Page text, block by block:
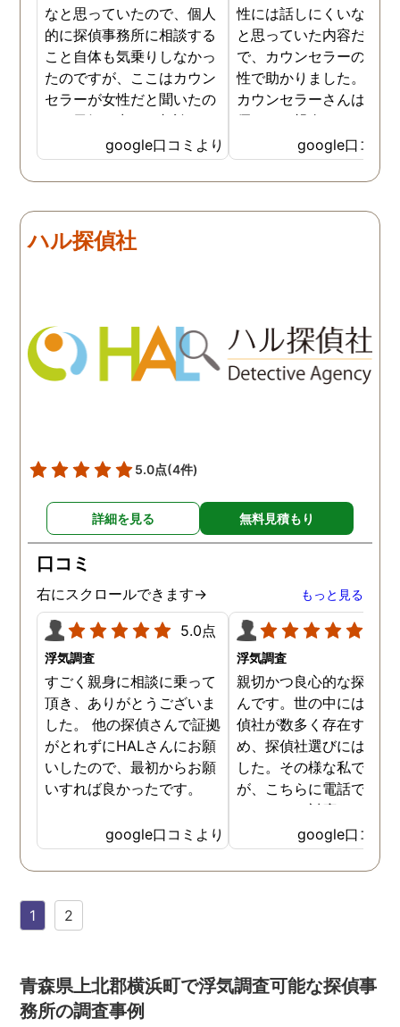
なと思っていたので、個人
的に探偵事務所に相談する
こと自体も気乗りしなかっ
たのですが、ここはカウン
セラーが女性だと聞いたの
で、勇気を出して相談して
みることにしました。感極
まって泣いてしまったり、
感情が表に出すぎてしまう
ださったので安心して悩み
を話せました。他はどうか
た私のケアをしっかりして
くださったおかげで、今は
元気に過ごせています。
google口コミより
性には話しにくいな。。
と思っていた内容だった
で、カウンセラーの方が
性で助かりました。MR
カウンセラーさんはすご
優しくて親身になって話
聞いてくれるので思わず
を流して話してしまいま
た。それほど自分がずっ
した、調査料金は決して
も東京駅前相談室にお願
して良かったと思ってい
す。
google口コミ
ハル探偵社
5.0点(4件)
詳細を見る 無料見積もり
口コミ
右にスクロールできます→ もっと見る
5.0点
浮気調査
すごく親身に相談に乗って
頂き、ありがとうございま
した。 他の探偵さんで証拠
がとれずにHALさんにお願
いしたので、最初からお願
いすれば良かったです。
google口コミより
浮気調査
親切かつ良心的な探偵社
んです。世の中には詐欺
偵社が数多く存在するた
め、探偵社選びには慎重
した。その様な私でした
が、こちらに電話で相談
たところ、対応された方
探偵のノウハウまで丁寧
教えて下さったのです。
用できると思い、早速お
ました。
google口コミ
1 2
青森県上北郡横浜町で浮気調査可能な探偵事
務所の調査事例